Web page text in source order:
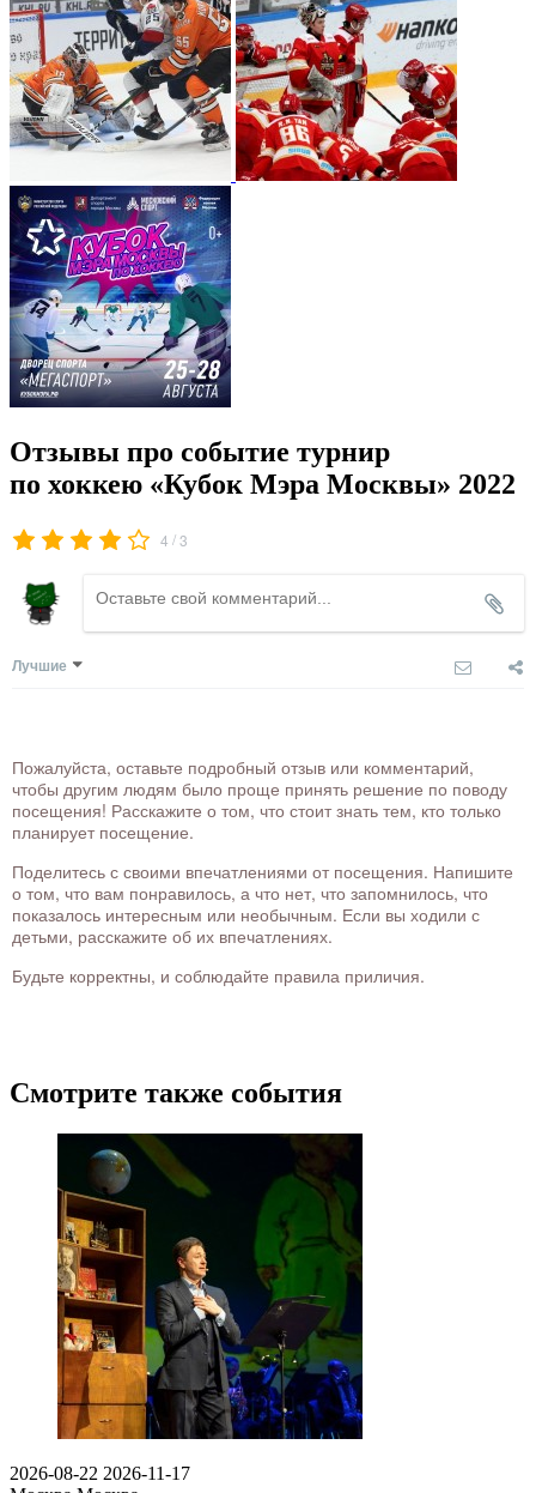
Отзывы про событие турнир
по хоккею «Кубок Мэра Москвы» 2022
4 /3
Лучшие
Пожалуйста, оставьте подробный отзыв или комментарий,
чтобы другим людям было проще принять решение по поводу
посещения! Расскажите о том, что стоит знать тем, кто только
планирует посещение.
Поделитесь с своими впечатлениями от посещения. Напишите
о том, что вам понравилось, а что нет, что запомнилось, что
показалось интересным или необычным. Если вы ходили с
детьми, расскажите об их впечатлениях.
Будьте корректны, и соблюдайте правила приличия.
Смотрите также события
2026-08-22 2026-11-17